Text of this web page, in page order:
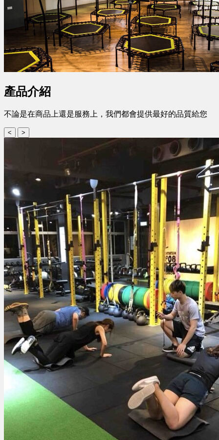
產品介紹
不論是在商品上還是服務上，我們都會提供最好的品質給您
< >